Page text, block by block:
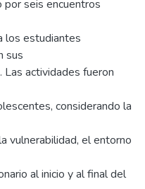
seis encuentros
los estudiantes
sus
actividades fueron
considerando la
vulnerabilidad, el entorno
al inicio y al final del